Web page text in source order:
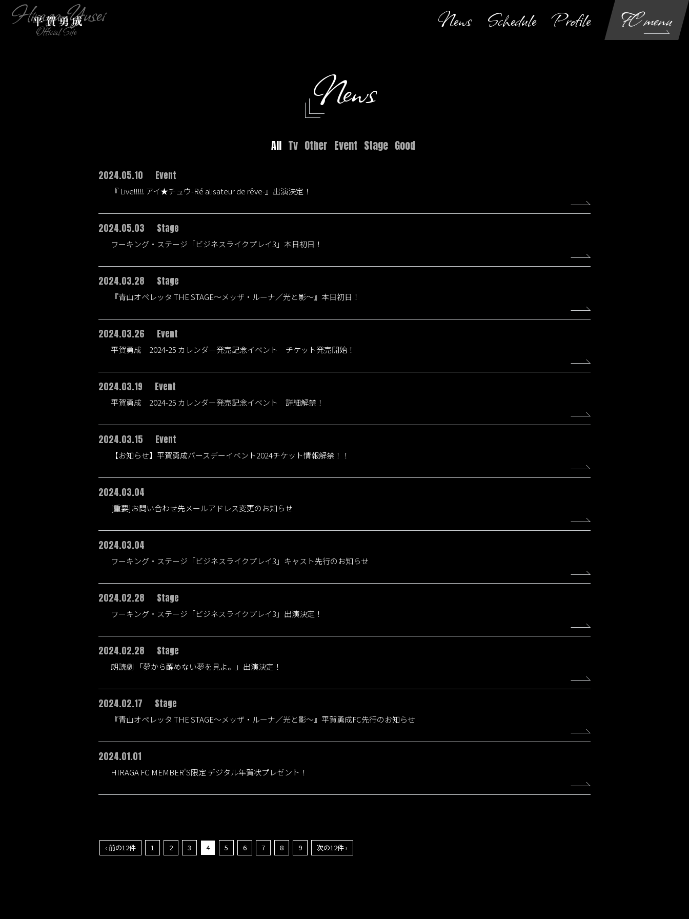
News Schedule Profile FC menu
News
All Tv Other Event Stage Good
2024.05.10 Event
『 Live!!!!! アイ★チュウ-Ré alisateur de rêve-』出演決定！
2024.05.03 Stage
ワーキング・ステージ「ビジネスライクプレイ3」本日初日！
2024.03.28 Stage
『青山オペレッタ THE STAGE～メッザ・ルーナ／光と影～』本日初日！
2024.03.26 Event
平賀勇成 2024-25 カレンダー発売記念イベント チケット発売開始！
2024.03.19 Event
平賀勇成 2024-25 カレンダー発売記念イベント 詳細解禁！
2024.03.15 Event
【お知らせ】平賀勇成バースデーイベント2024チケット情報解禁！！
2024.03.04
[重要]お問い合わせ先メールアドレス変更のお知らせ
2024.03.04
ワーキング・ステージ「ビジネスライクプレイ3」キャスト先行のお知らせ
2024.02.28 Stage
ワーキング・ステージ「ビジネスライクプレイ3」出演決定！
2024.02.28 Stage
朗読劇 「夢から醒めない夢を見よ。」出演決定！
2024.02.17 Stage
『青山オペレッタ THE STAGE～メッザ・ルーナ／光と影～』平賀勇成FC先行のお知らせ
2024.01.01
HIRAGA FC MEMBER'S限定 デジタル年賀状プレゼント！
‹ 前の12件 1 2 3 4 5 6 7 8 9 次の12件 ›